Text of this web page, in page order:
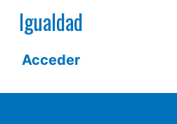
Igualdad
Acceder